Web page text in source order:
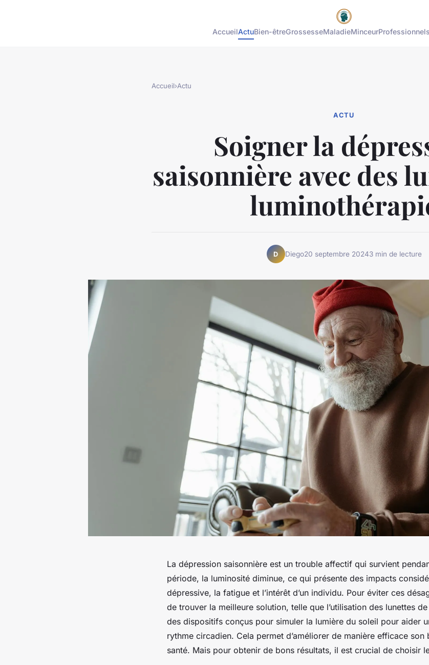
AccueilActuBien-êtreGrossesseMaladieMinceurProfessionnels
Accueil›Actu
ACTU
Soigner la
saisonnière avec des
D Diego20 septembre 20243 min de lecture
La dépression saisonnière est un trouble affectif qui survient
période, la luminosité diminue, ce qui présente des impacts
dépressive, la fatigue et l’intérêt d’un individu. Pour éviter ces
de trouver la meilleure solution, telle que l’utilisation des lunettes
des dispositifs conçus pour simuler la lumière du soleil pour aider
rythme circadien. Cela permet d’améliorer de manière efficace son
santé. Mais pour obtenir de bons résultats, il est crucial de choisir